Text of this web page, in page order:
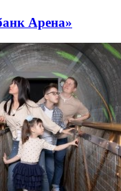
Арена⁠»